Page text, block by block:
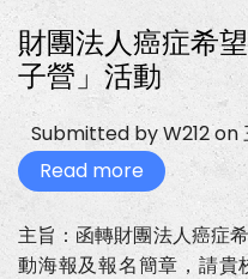
教
育
線
上
課
程
影
片
『與
2050
淨
零
世
代
財團法人癌症希
子營」活動
Submitted byW212on
Read more about
財
團
法
人
癌
主旨：函轉財團法人癌症
動海報及報名簡章，請